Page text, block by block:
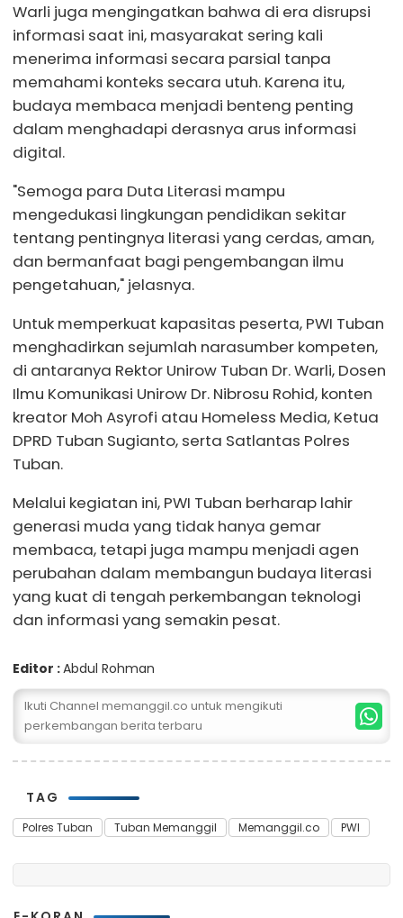
Warli juga mengingatkan bahwa di era disrupsi
informasi saat ini, masyarakat sering kali
menerima informasi secara parsial tanpa
memahami konteks secara utuh. Karena itu,
budaya membaca menjadi benteng penting
dalam menghadapi derasnya arus informasi
digital.
"Semoga para Duta Literasi mampu
mengedukasi lingkungan pendidikan sekitar
tentang pentingnya literasi yang cerdas, aman,
dan bermanfaat bagi pengembangan ilmu
pengetahuan," jelasnya.
Untuk memperkuat kapasitas peserta, PWI Tuban
menghadirkan sejumlah narasumber kompeten,
di antaranya Rektor Unirow Tuban Dr. Warli, Dosen
Ilmu Komunikasi Unirow Dr. Nibrosu Rohid, konten
kreator Moh Asyrofi atau Homeless Media, Ketua
DPRD Tuban Sugianto, serta Satlantas Polres
Tuban.
Melalui kegiatan ini, PWI Tuban berharap lahir
generasi muda yang tidak hanya gemar
membaca, tetapi juga mampu menjadi agen
perubahan dalam membangun budaya literasi
yang kuat di tengah perkembangan teknologi
dan informasi yang semakin pesat.
Editor :Abdul Rohman
Ikuti Channel memanggil.co untuk mengikuti
perkembangan berita terbaru
TAG
Polres Tuban Tuban Memanggil Memanggil.co PWI